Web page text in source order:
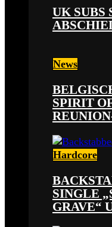
UK SUBS
News
SPIRIT
Hardcore
SINGLE
GRAVE“